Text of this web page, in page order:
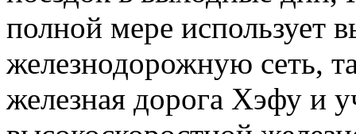
полной мере использует
железнодорожную сеть,
железная дорога Хэфу и